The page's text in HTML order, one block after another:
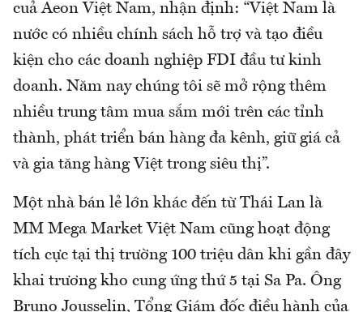
cuả Aeon Việt Nam, nhận định: “Việt Nam là
nước có nhiều chính sách hỗ trợ và tạo điều
kiện cho các doanh nghiệp FDI đầu tư kinh
doanh. Năm nay chúng tôi sẽ mở rộng thêm
nhiều trung tâm mua sắm mới trên các tỉnh
thành, phát triển bán hàng đa kênh, giữ giá cả
và gia tăng hàng Việt trong siêu thị”.
Một nhà bán lẻ lớn khác đến từ Thái Lan là
MM Mega Market Việt Nam cũng hoạt động
tích cực tại thị trường 100 triệu dân khi gần đây
khai trương kho cung ứng thứ 5 tại Sa Pa. Ông
Bruno Jousselin, Tổng Giám đốc điều hành của